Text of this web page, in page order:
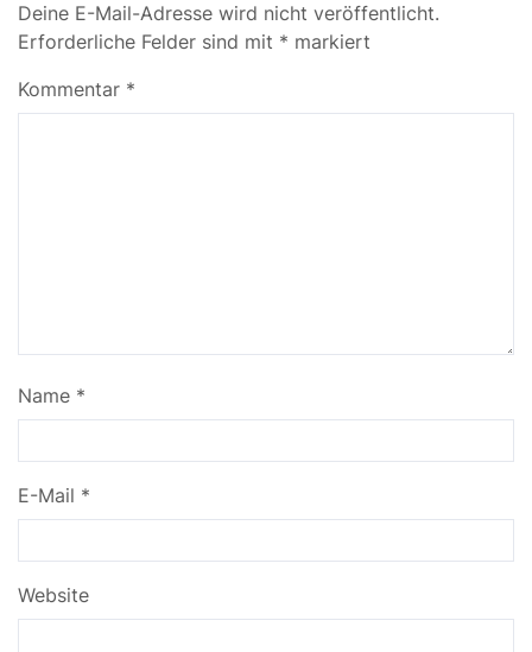
Deine E-Mail-Adresse wird nicht veröffentlicht.
Erforderliche Felder sind mit * markiert
Kommentar *
Name *
E-Mail *
Website